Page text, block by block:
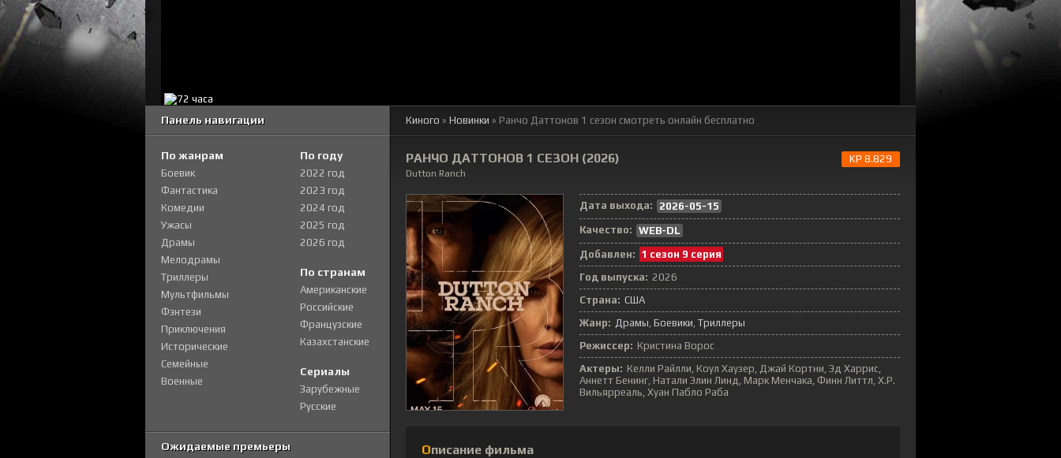
Киного » Новинки » Ранчо Даттонов 1 сезон смотреть онлайн бесплатно
РАНЧО ДАТТОНОВ 1 СЕЗОН (2026)
Dutton Ranch
KP 8.829
Дата выхода:
2026-05-15
Качество: WEB-DL
Добавлен: 1 сезон 9 серия
Год выпуска: 2026
Страна: США
Жанр: Драмы Боевики Триллеры
Режиссер: Кристина Ворос
Актеры: Келли Райлли, Коул Хаузер, Джай Кортни, Эд Харрис,
Аннетт Бенинг, Натали Элин Линд, Марк Менчака, Финн Литтл, Х.Р.
Вильярреаль, Хуан Пабло Раба
Описание фильма
Панель навигации
По жанрам
Боевик
Фантастика
Комедии
Ужасы
Драмы
Мелодрамы
Триллеры
Мультфильмы
Фэнтези
Приключения
Исторические
Семейные
Военные
По году
2022 год
2023 год
2024 год
2025 год
2026 год
По странам
Американские
Российские
Французские
Казахстанские
Сериалы
Зарубежные
Русские
Ожидаемые премьеры